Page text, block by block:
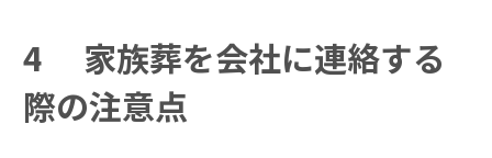
4
家族葬を会社に連絡する
際の注意点